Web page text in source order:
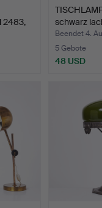
2483,
schwarz
Beendet 4.
5 Gebote
48 USD